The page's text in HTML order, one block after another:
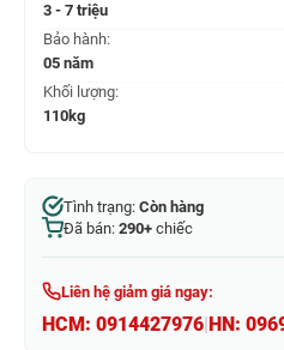
3 - 7 triệu
Bảo hành:
05 năm
Khối lượng:
110kg
Tình trạng: Còn hàng
Đã bán: 290+ chiếc
Liên hệ giảm giá ngay:
HCM: 0914427976 HN: